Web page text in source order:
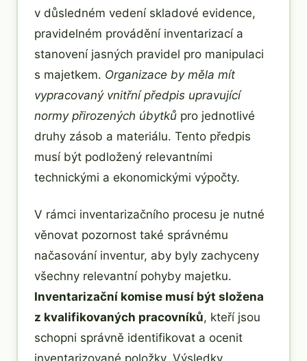
v důsledném vedení skladové evidence,
pravidelném provádění inventarizací a
stanovení jasných pravidel pro manipulaci
s majetkem. Organizace by měla mít
vypracovaný vnitřní předpis upravující
normy přirozených úbytků pro jednotlivé
druhy zásob a materiálu. Tento předpis
musí být podložený relevantními
technickými a ekonomickými výpočty.
V rámci inventarizačního procesu je nutné
věnovat pozornost také správnému
načasování inventur, aby byly zachyceny
všechny relevantní pohyby majetku.
Inventarizační komise musí být složena
z kvalifikovaných pracovníků, kteří jsou
schopni správně identifikovat a ocenit
inventarizované položky. Výsledky